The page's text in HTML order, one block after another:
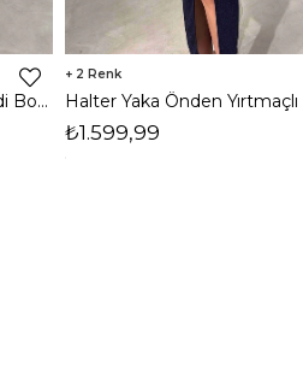
Halter Yaka Önden Yırtmaçlı Midi Boy Bordo Hasre Kadın Elbise 26Y502
2
₺1.599,99